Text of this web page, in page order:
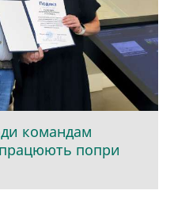
командам
працюють попри